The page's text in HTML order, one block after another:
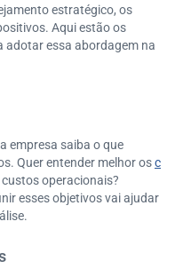
estratégico, os
Aqui estão os
adotar essa abordagem na
empresa saiba o que
Quer entender melhor osc
custos operacionais?
esses objetivos vai ajudar